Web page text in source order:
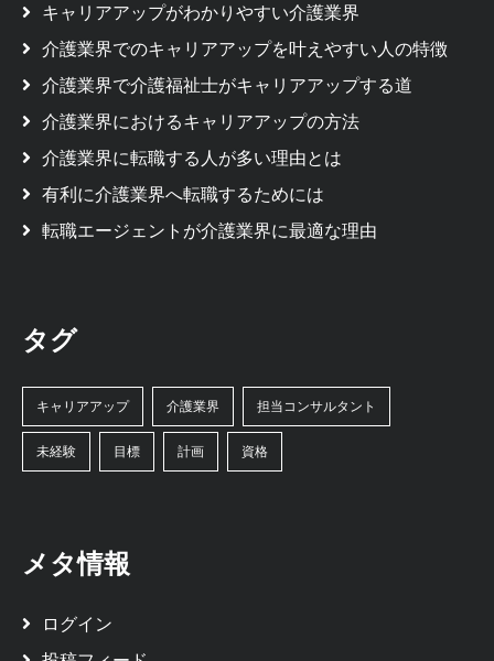
キャリアアップがわかりやすい介護業界
介護業界でのキャリアアップを叶えやすい人の特徴
介護業界で介護福祉士がキャリアアップする道
介護業界におけるキャリアアップの方法
介護業界に転職する人が多い理由とは
有利に介護業界へ転職するためには
転職エージェントが介護業界に最適な理由
タグ
キャリアアップ 介護業界 担当コンサルタント
未経験 目標 計画 資格
メタ情報
ログイン